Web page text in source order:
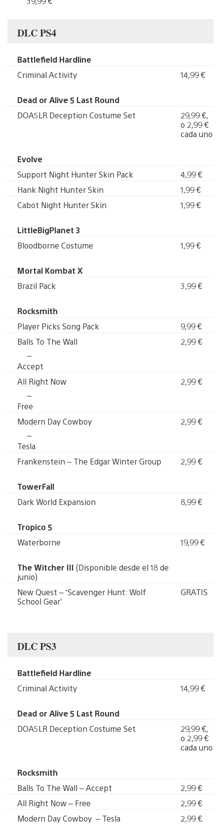
DLC PS4
Battlefield Hardline
Criminal Activity
14,99 €
Dead or Alive 5 Last Round
DOA5LR Deception Costume Set
29,99 €,
o 2,99 €
cada uno
Evolve
Support Night Hunter Skin Pack
4,99 €
Hank Night Hunter Skin
1,99 €
Cabot Night Hunter Skin
1,99 €
LittleBigPlanet 3
Bloodborne Costume
1,99 €
Mortal Kombat X
Brazil Pack
3,99 €
Rocksmith
Player Picks Song Pack
9,99 €
Balls To The Wall
–
Accept
2,99 €
All Right Now
–
Free
2,99 €
Modern Day Cowboy
–
Tesla
2,99 €
Frankenstein – The Edgar Winter Group 2,99 €
TowerFall
Dark World Expansion
8,99 €
Tropico 5
Waterborne
19,99 €
The Witcher III (Disponible desde el 18 de
junio)
New Quest – ‘Scavenger Hunt: Wolf
School Gear’
GRATIS
DLC PS3
Battlefield Hardline
Criminal Activity
14,99 €
Dead or Alive 5 Last Round
DOA5LR Deception Costume Set
29,99 €,
o 2,99 €
cada uno
Rocksmith
Balls To The Wall – Accept
2,99 €
All Right Now – Free
2,99 €
Modern Day Cowboy – Tesla
2,99 €